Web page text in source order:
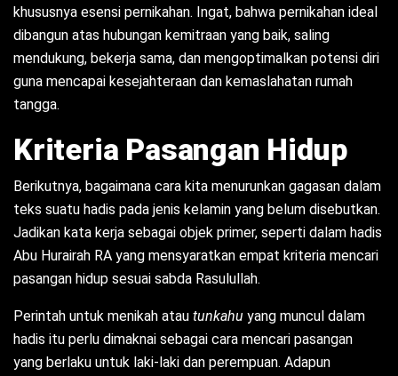
khususnya esensi pernikahan. Ingat, bahwa pernikahan ideal
dibangun atas hubungan kemitraan yang baik, saling
mendukung, bekerja sama, dan mengoptimalkan potensi diri
guna mencapai kesejahteraan dan kemaslahatan rumah
tangga.
Kriteria Pasangan Hidup
Berikutnya, bagaimana cara kita menurunkan gagasan dalam
teks suatu hadis pada jenis kelamin yang belum disebutkan.
Jadikan kata kerja sebagai objek primer, seperti dalam hadis
Abu Hurairah RA yang mensyaratkan empat kriteria mencari
pasangan hidup sesuai sabda Rasulullah.
Perintah untuk menikah atau tunkahu yang muncul dalam
hadis itu perlu dimaknai sebagai cara mencari pasangan
yang berlaku untuk laki-laki dan perempuan. Adapun